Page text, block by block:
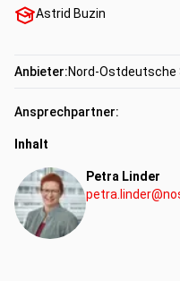
Astrid Buzin
Anbieter:Nord-Ostdeutsche
Ansprechpartner:
Inhalt
Petra Linder